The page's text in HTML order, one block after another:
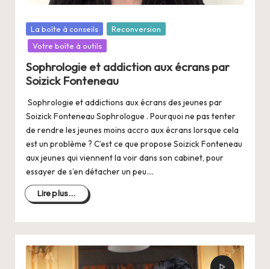
Posté
dans
La boîte à conseils
Reconversion
Votre boîte à outils
Sophrologie et addiction aux écrans par
Soizick Fonteneau
Sophrologie et addictions aux écrans des jeunes par
Soizick Fonteneau Sophrologue . Pourquoi ne pas tenter
de rendre les jeunes moins accro aux écrans lorsque cela
est un problème ? C’est ce que propose Soizick Fonteneau
aux jeunes qui viennent la voir dans son cabinet, pour
essayer de s’en détacher un peu.…
Lire plus...